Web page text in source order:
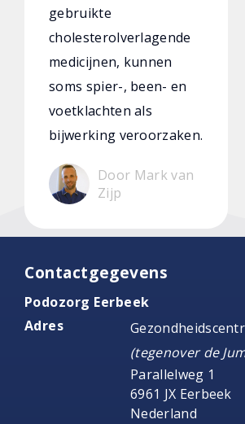
gebruikte
cholesterolverlagende
medicijnen, kunnen
soms spier-, been- en
voetklachten als
bijwerking veroorzaken.
Door Mark van
Zijp
Contactgegevens
Podozorg Eerbeek
Adres
(tegenover de
Parallelweg 1
6961 JX Eerbeek
Nederland